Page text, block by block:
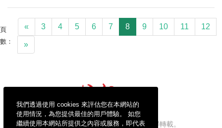
我們透過使用 cookies 來評估您在本網站的
使用情況，為您提供最佳的用戶體驗。 如您
繼續使用本網站所提供之內容或服務，即代表
頁
數：
« 3 4 5 6 7 8 9 10 11 12
»
信報財經新聞有限公司版權所有，不得轉載。